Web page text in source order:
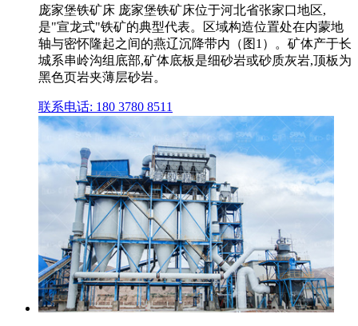
庞家堡铁矿床 庞家堡铁矿床位于河北省张家口地区,
是"宣龙式"铁矿的典型代表。区域构造位置处在内蒙地
轴与密怀隆起之间的燕辽沉降带内（图1）。矿体产于长
城系串岭沟组底部,矿体底板是细砂岩或砂质灰岩,顶板为
黑色页岩夹薄层砂岩。
联系电话: 180 3780 8511